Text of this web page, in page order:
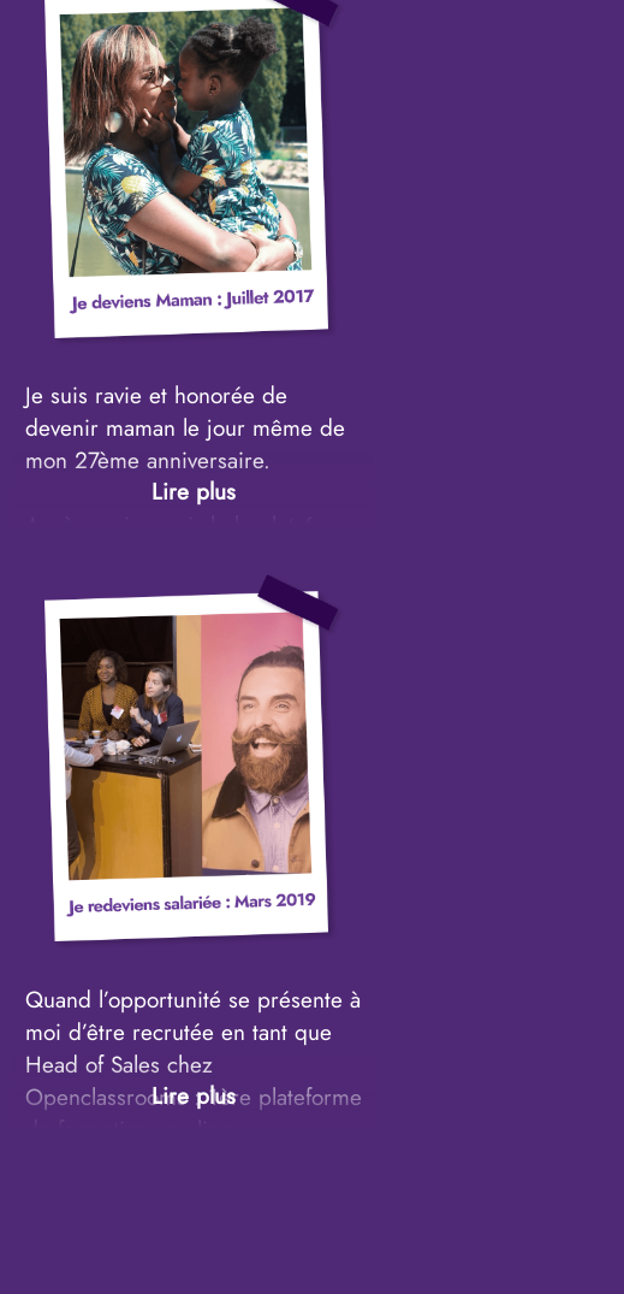
Je touche mes premières
commissions suite à des contrats
que j’ai signé, je comprends que
développer ma capacité à vendre
me permettrait de ne jamais
manquer d’argent dans ma vie !
Quelques mois plus tard, je
m’envole à Montréal pour un
deuxième stage. Je découvre,
suite à un séminaire, l’industrie
personnelle !
Je comprends que Mon Mindset
(État d’esprit) va conditionner ma
Je suis ravie et honorée de
devenir maman le jour même de
mon 27ème anniversaire.
fille Aïssa, je suis en quête de
nouveaux défis.
Une question me trotte dans ma
tête : Comment je peux doubler
mon salaire fixe en continuant à
faire ce que je fais ? C’est ainsi
que me vient à l’idée de mettre à
mon propre compte et de devenir
Freelance.
Quand l’opportunité se présente à
moi d’être recrutée en tant que
Head of Sales chez
Openclassrooms : 1ère plateforme